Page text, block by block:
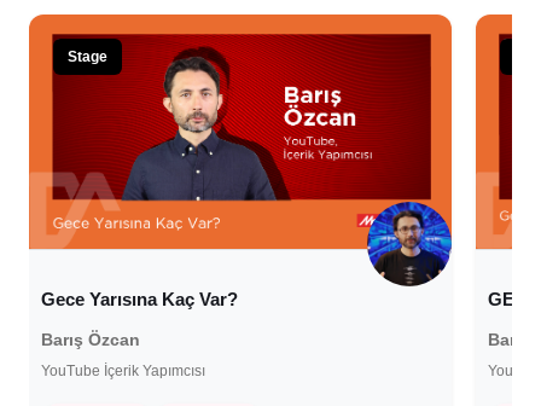
Stage
Gece Yarısına Kaç Var?
Barış Özcan
YouTube İçerik Yapımcısı
Barış